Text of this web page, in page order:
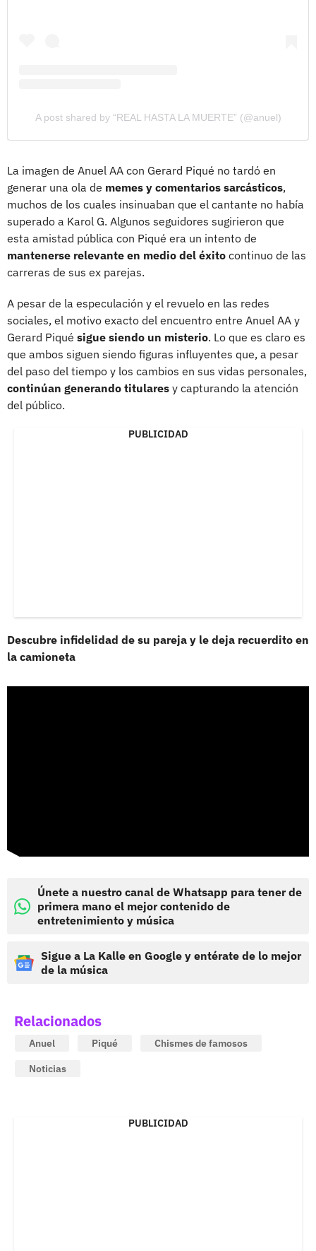
A post shared by “REAL HASTA LA MUERTE” (@anuel)
La imagen de Anuel AA con Gerard Piqué no tardó en
generar una ola de memes y comentarios sarcásticos,
muchos de los cuales insinuaban que el cantante no había
superado a Karol G. Algunos seguidores sugirieron que
esta amistad pública con Piqué era un intento de
mantenerse relevante en medio del éxito continuo de las
carreras de sus ex parejas.
A pesar de la especulación y el revuelo en las redes
sociales, el motivo exacto del encuentro entre Anuel AA y
Gerard Piqué sigue siendo un misterio. Lo que es claro es
que ambos siguen siendo figuras influyentes que, a pesar
del paso del tiempo y los cambios en sus vidas personales,
continúan generando titulares y capturando la atención
del público.
PUBLICIDAD
Descubre infidelidad de su pareja y le deja recuerdito en
la camioneta
Únete a nuestro canal de Whatsapp para tener de
primera mano el mejor contenido de
entretenimiento y música
Sigue a La Kalle en Google y entérate de lo mejor
de la música
Relacionados
Anuel Piqué
Chismes de famosos
Noticias
PUBLICIDAD